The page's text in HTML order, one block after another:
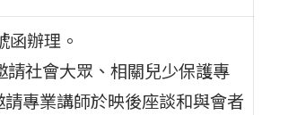
辦理。
社會大眾、相關兒少保護專
專業講師於映後座談和與會者